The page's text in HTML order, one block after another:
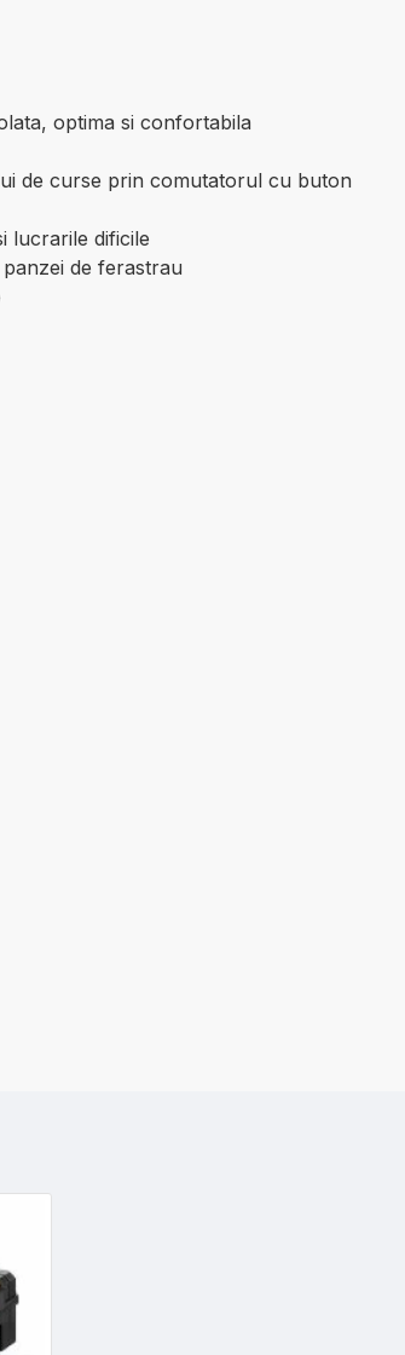
optima si confortabila
de curse prin comutatorul cu buton
lucrarile dificile
de ferastrau